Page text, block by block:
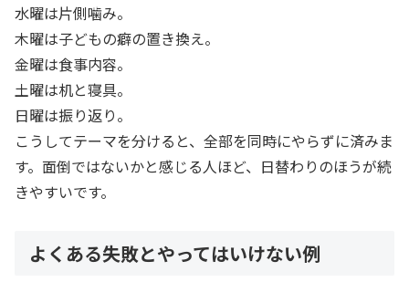
水曜は片側噛み。
木曜は子どもの癖の置き換え。
金曜は食事内容。
土曜は机と寝具。
日曜は振り返り。
こうしてテーマを分けると、全部を同時にやらずに済みま
す。面倒ではないかと感じる人ほど、日替わりのほうが続
きやすいです。
よくある失敗とやってはいけない例